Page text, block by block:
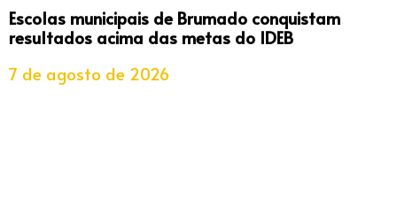
Escolas municipais de Brumado conquistam
resultados acima das metas do IDEB
7 de agosto de 2026